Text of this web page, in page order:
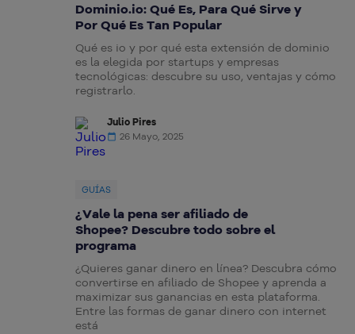
Dominio.io: Qué Es, Para Qué Sirve y
Por Qué Es Tan Popular
Qué es io y por qué esta extensión de dominio
es la elegida por startups y empresas
tecnológicas: descubre su uso, ventajas y cómo
registrarlo.
Julio Pires
26 Mayo, 2025
GUÍAS
¿Vale la pena ser afiliado de
Shopee? Descubre todo sobre el
programa
¿Quieres ganar dinero en línea? Descubra cómo
convertirse en afiliado de Shopee y aprenda a
maximizar sus ganancias en esta plataforma.
Entre las formas de ganar dinero con internet
está